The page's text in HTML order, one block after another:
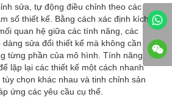
sửa, tự động điều chỉnh theo các
số thiết kế. Bằng cách xác định kích
quan hệ giữa các tính năng, các
sửa đổi thiết kế mà không cần
từng phần của mô hình. Tính năng
lặp lại các thiết kế một cách nhanh
chọn khác nhau và tinh chỉnh sản
ứng các yêu cầu cụ thể.